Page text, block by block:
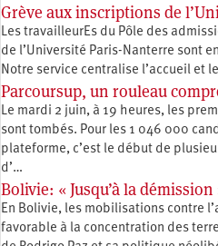
Grève aux inscriptions de
Les travailleurEs du Pôle des
de l’Université Paris-Nanterre sont
Notre service centralise l’accueil et
Parcoursup, un rouleau
Le mardi 2 juin, à 19 heures, les
sont tombés. Pour les 1 046 000
plateforme, c’est le début de
d’…
Bolivie: « Jusqu’à la démission
En Bolivie, les mobilisations contre
favorable à la concentration des